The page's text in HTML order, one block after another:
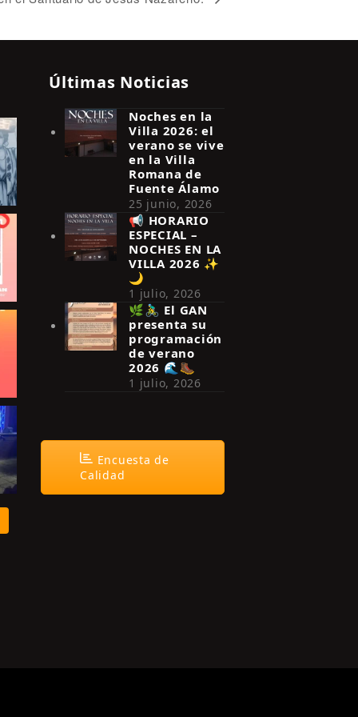
Últimas Noticias
Noches en la
Villa 2026: el
verano se vive
en la Villa
Romana de
Fuente Álamo
25 junio, 2026
📢 HORARIO
ESPECIAL –
NOCHES EN LA
VILLA 2026 ✨
🌙
1 julio, 2026
🌿🚴‍♂️ El GAN
presenta su
programación
de verano
2026 🌊🥾
1 julio, 2026
Encuesta de
Calidad